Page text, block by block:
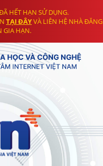
HẾT HẠN SỬ DỤNG.
TẠI ĐÂYVÀ LIÊN HỆ NHÀ ĐĂNG
GIA HẠN.